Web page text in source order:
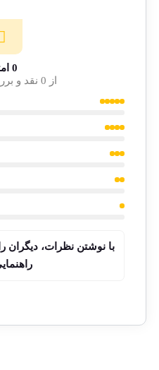
0 امتیاز
از 0 نقد و بررسی کاربران
با نوشتن نظرات، دیگران